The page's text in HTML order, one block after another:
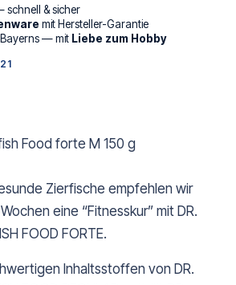
schnell & sicher
mit Hersteller-Garantie
— mit Liebe zum Hobby
Food forte M 150 g
Zierfische empfehlen wir
eine “Fitnesskur” mit DR.
FOOD FORTE.
Inhaltsstoffen von DR.